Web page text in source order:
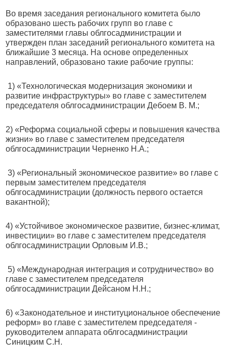
Во время заседания регионального комитета было
образовано шесть рабочих групп во главе с
заместителями главы облгосадминистрации и
утвержден план заседаний регионального комитета на
ближайшие 3 месяца. На основе определенных
направлений, образовано такие рабочие группы:
1) «Технологическая модернизация экономики и
развитие инфраструктуры» во главе с заместителем
председателя облгосадминистрации Дебоем В. М.;
2) «Реформа социальной сферы и повышения качества
жизни» во главе с заместителем председателя
облгосадминистрации Черненко Н.А.;
3) «Региональный экономическое развитие» во главе с
первым заместителем председателя
облгосадминистрации (должность первого остается
вакантной);
4) «Устойчивое экономическое развитие, бизнес-климат,
инвестиции» во главе с заместителем председателя
облгосадминистрации Орловым И.В.;
5) «Международная интеграция и сотрудничество» во
главе с заместителем председателя
облгосадминистрации Дейсаном Н.Н.;
6) «Законодательное и институциональное обеспечение
реформ» во главе с заместителем председателя -
руководителем аппарата облгосадминистрации
Синицким С.Н.